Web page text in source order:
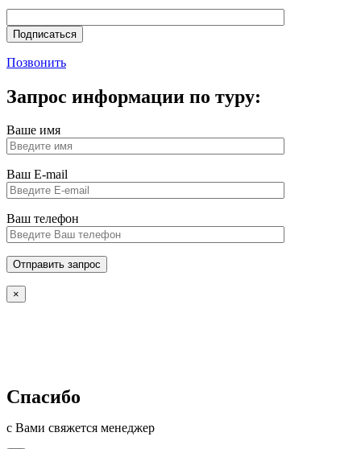
Позвонить
Запрос информации по туру:
Ваше имя
Ваш E-mail
Ваш телефон
×
Спасибо
с Вами свяжется менеджер